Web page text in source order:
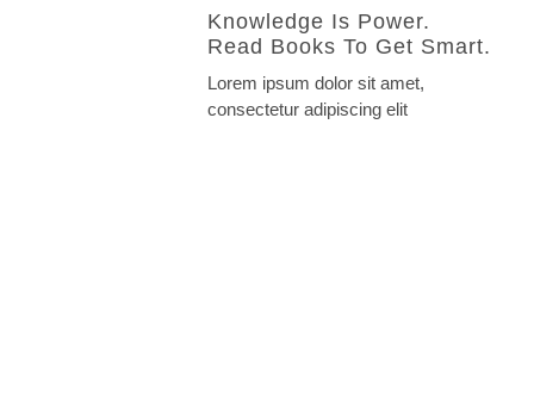
Knowledge Is Power.
Read Books To Get Smart.
Lorem ipsum dolor sit amet,
consectetur adipiscing elit